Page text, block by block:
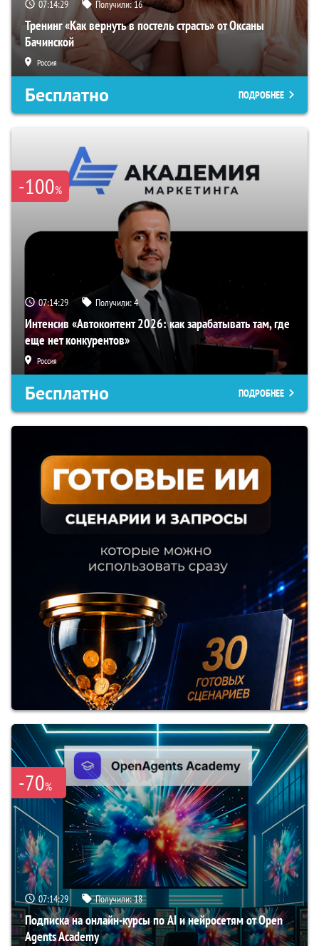
07:14:28 Получили:16
Тренинг «Как вернуть в постель страсть» от Оксаны
Бачинской
Россия
Бесплатно ПОДРОБНЕЕ
-100%
07:14:28 Получили:4
Интенсив «Автоконтент 2026: как зарабатывать там, где
еще нет конкурентов»
Россия
Бесплатно ПОДРОБНЕЕ
-70%
07:14:28 Получили:18
Подписка на онлайн-курсы по AI и нейросетям от Open
Agents Academy